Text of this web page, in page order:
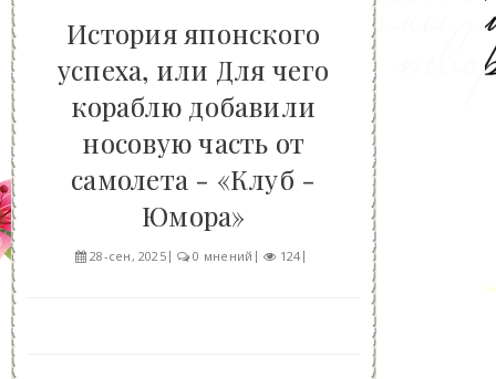
История японского
успеха, или Для чего
кораблю добавили
носовую часть от
самолета - «Клуб -
Юмора»
28-сен, 2025 0 мнений 124